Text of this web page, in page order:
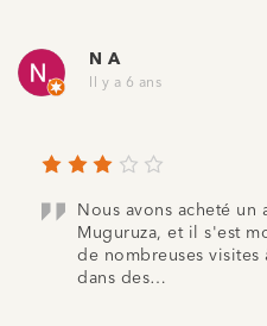
N A
Il y a 6 ans
Nous avons acheté un
Muguruza, et il s'est
de nombreuses
dans des…